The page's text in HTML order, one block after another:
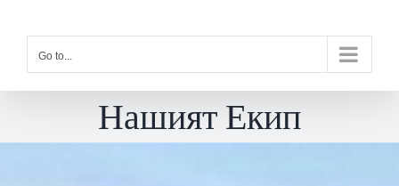
contentGo to...
Нашият Екип